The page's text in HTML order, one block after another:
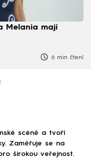
Melania mají
6 min čtení
scéně a tvoří
Zaměřuje se na
širokou veřejnost.